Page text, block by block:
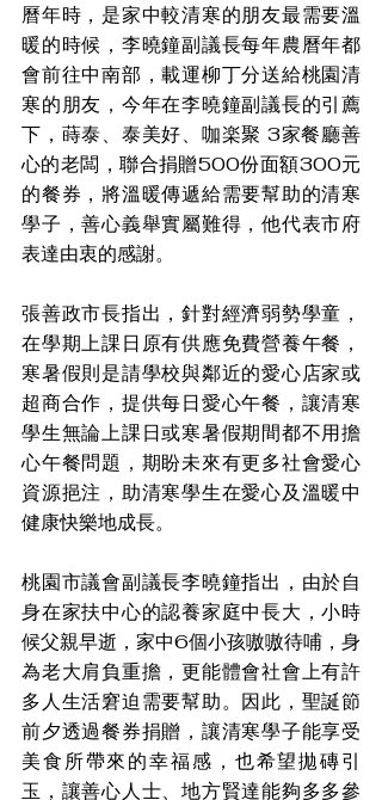
曆年時，是家中較清寒的朋友最需要溫
暖的時候，李曉鐘副議長每年農曆年都
會前往中南部，載運柳丁分送給桃園清
寒的朋友，今年在李曉鐘副議長的引薦
下，蒔泰、泰美好、咖楽聚 3家餐廳善
心的老闆，聯合捐贈500份面額300元
的餐券，將溫暖傳遞給需要幫助的清寒
學子，善心義舉實屬難得，他代表市府
表達由衷的感謝。
張善政市長指出，針對經濟弱勢學童，
在學期上課日原有供應免費營養午餐，
寒暑假則是請學校與鄰近的愛心店家或
超商合作，提供每日愛心午餐，讓清寒
學生無論上課日或寒暑假期間都不用擔
心午餐問題，期盼未來有更多社會愛心
資源挹注，助清寒學生在愛心及溫暖中
健康快樂地成長。
桃園市議會副議長李曉鐘指出，由於自
身在家扶中心的認養家庭中長大，小時
候父親早逝，家中6個小孩嗷嗷待哺，身
為老大肩負重擔，更能體會社會上有許
多人生活窘迫需要幫助。因此，聖誕節
前夕透過餐券捐贈，讓清寒學子能享受
美食所帶來的幸福感，也希望拋磚引
玉，讓善心人士、地方賢達能夠多多參